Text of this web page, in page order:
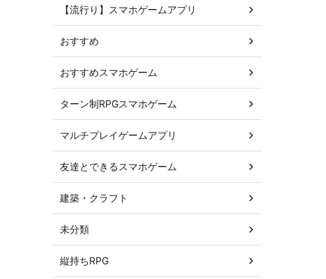
【流行り】スマホゲームアプリ
おすすめ
おすすめスマホゲーム
ターン制RPGスマホゲーム
マルチプレイゲームアプリ
友達とできるスマホゲーム
建築・クラフト
未分類
縦持ちRPG